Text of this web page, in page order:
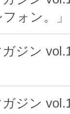
ォン。」
ジン
ジン